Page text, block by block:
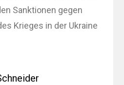
Sanktionen gegen
Krieges in der Ukraine